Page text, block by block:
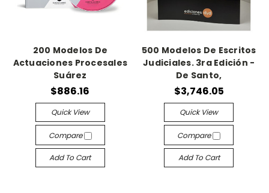
200 Modelos De
Actuaciones Procesales
Suárez
$886.16
Quick View
Compare
Add To Cart
500 Modelos De Escritos
Judiciales. 3ra Edición -
De Santo,
$3,746.05
Quick View
Compare
Add To Cart